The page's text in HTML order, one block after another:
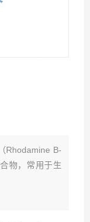
Rhodamine B-
物，常用于生